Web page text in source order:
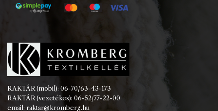
RAKTÁR (mobil): 06-70/63-43-173
RAKTÁR (vezetékes): 06-52/77-22-00
email: raktar@kromberg.hu